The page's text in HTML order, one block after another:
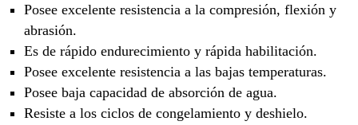
Posee excelente resistencia a la compresión, flexión y
abrasión.
Es de rápido endurecimiento y rápida habilitación.
Posee excelente resistencia a las bajas temperaturas.
Posee baja capacidad de absorción de agua.
Resiste a los ciclos de congelamiento y deshielo.